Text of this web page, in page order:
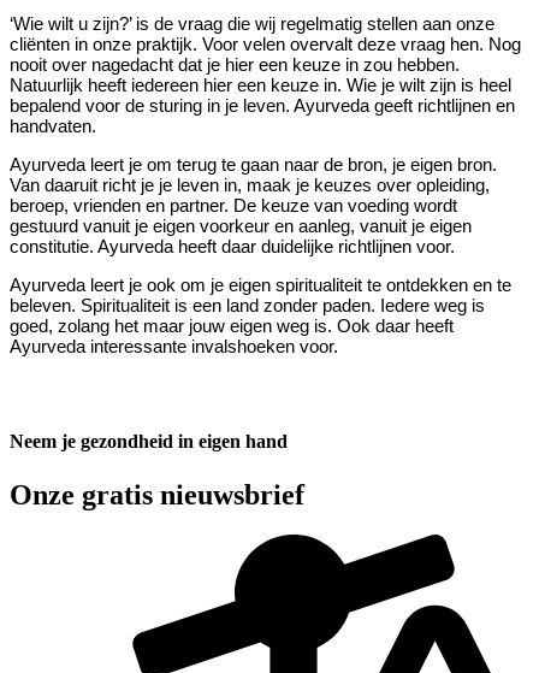
‘Wie wilt u zijn?’ is de vraag die wij regelmatig stellen aan onze
cliënten in onze praktijk. Voor velen overvalt deze vraag hen. Nog
nooit over nagedacht dat je hier een keuze in zou hebben.
Natuurlijk heeft iedereen hier een keuze in. Wie je wilt zijn is heel
bepalend voor de sturing in je leven. Ayurveda geeft richtlijnen en
handvaten.
Ayurveda leert je om terug te gaan naar de bron, je eigen bron.
Van daaruit richt je je leven in, maak je keuzes over opleiding,
beroep, vrienden en partner. De keuze van voeding wordt
gestuurd vanuit je eigen voorkeur en aanleg, vanuit je eigen
constitutie. Ayurveda heeft daar duidelijke richtlijnen voor.
Ayurveda leert je ook om je eigen spiritualiteit te ontdekken en te
beleven. Spiritualiteit is een land zonder paden. Iedere weg is
goed, zolang het maar jouw eigen weg is. Ook daar heeft
Ayurveda interessante invalshoeken voor.
Neem je gezondheid in eigen hand
Onze gratis nieuwsbrief